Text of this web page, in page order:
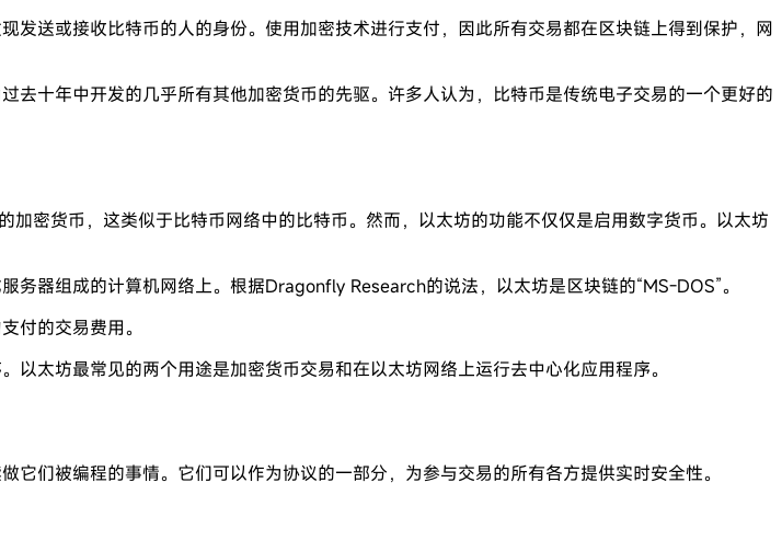
送或接收比特币的人的身份。使用加密技术进行支付，因此所有交易都在区块链上得到保护，网
十年中开发的几乎所有其他加密货币的先驱。许多人认为，比特币是传统电子交易的一个更好的
密货币，这类似于比特币网络中的比特币。然而，以太坊的功能不仅仅是启用数字货币。以太坊
器组成的计算机网络上。根据Dragonfly Research的说法，以太坊是区块链的“MS-DOS”。
付的交易费用。
太坊最常见的两个用途是加密货币交易和在以太坊网络上运行去中心化应用程序。
们被编程的事情。它们可以作为协议的一部分，为参与交易的所有各方提供实时安全性。